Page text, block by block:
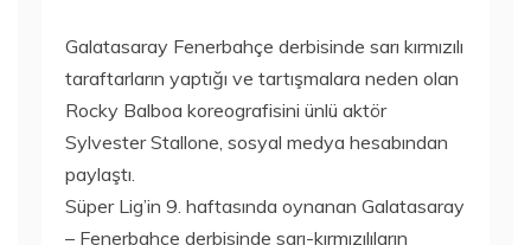
Galatasaray Fenerbahçe derbisinde sarı kırmızılı
taraftarların yaptığı ve tartışmalara neden olan
Rocky Balboa koreografisini ünlü aktör
Sylvester Stallone, sosyal medya hesabından
paylaştı.
Süper Lig’in 9. haftasında oynanan Galatasaray
– Fenerbahçe derbisinde sarı-kırmızılıların